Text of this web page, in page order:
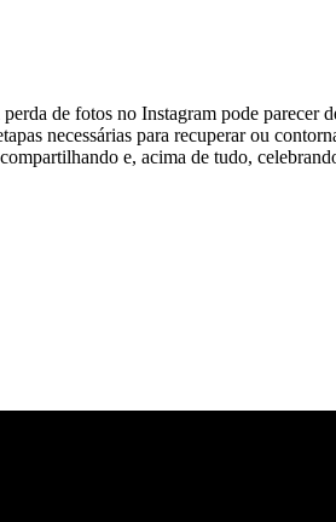
de fotos⁣ no Instagram ⁤pode
⁣necessárias para⁣ recuperar ou
e, acima de⁣ tudo,‌